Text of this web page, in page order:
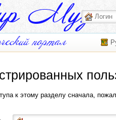
к этому разделу сначала,